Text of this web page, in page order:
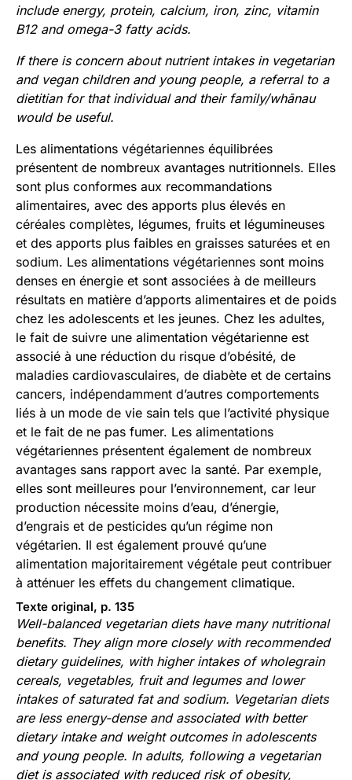
include energy, protein, calcium, iron, zinc, vitamin
B12 and omega-3 fatty acids.
If there is concern about nutrient intakes in vegetarian
and vegan children and young people, a referral to a
dietitian for that individual and their family/whānau
would be useful.
Les alimentations végétariennes équilibrées
présentent de nombreux avantages nutritionnels. Elles
sont plus conformes aux recommandations
alimentaires, avec des apports plus élevés en
céréales complètes, légumes, fruits et légumineuses
et des apports plus faibles en graisses saturées et en
sodium. Les alimentations végétariennes sont moins
denses en énergie et sont associées à de meilleurs
résultats en matière d’apports alimentaires et de poids
chez les adolescents et les jeunes. Chez les adultes,
le fait de suivre une alimentation végétarienne est
associé à une réduction du risque d’obésité, de
maladies cardiovasculaires, de diabète et de certains
cancers, indépendamment d’autres comportements
liés à un mode de vie sain tels que l’activité physique
et le fait de ne pas fumer. Les alimentations
végétariennes présentent également de nombreux
avantages sans rapport avec la santé. Par exemple,
elles sont meilleures pour l’environnement, car leur
production nécessite moins d’eau, d’énergie,
d’engrais et de pesticides qu’un régime non
végétarien. Il est également prouvé qu’une
alimentation majoritairement végétale peut contribuer
à atténuer les effets du changement climatique.
Texte original, p. 135
Well-balanced vegetarian diets have many nutritional
benefits. They align more closely with recommended
dietary guidelines, with higher intakes of wholegrain
cereals, vegetables, fruit and legumes and lower
intakes of saturated fat and sodium. Vegetarian diets
are less energy-dense and associated with better
dietary intake and weight outcomes in adolescents
and young people. In adults, following a vegetarian
diet is associated with reduced risk of obesity,